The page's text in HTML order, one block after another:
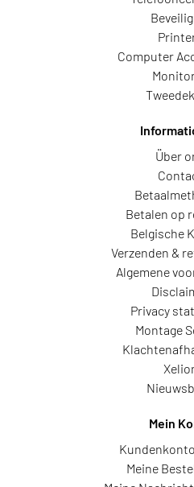
Computer
Über
Betalen op
Belgische
Verzenden &
Algemene
Privacy
Montage
Mein
Meine